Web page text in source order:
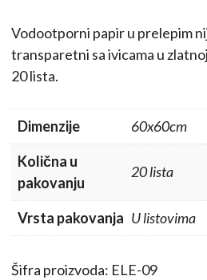
je
bila:
je:
Vodootporni papir u prelepim
transparetni sa ivicama u
20 lista.
Dimenzije
60x60cm
Količna u
pakovanju
20 lista
Vrsta pakovanja U listovima
Šifra proizvoda: ELE-09